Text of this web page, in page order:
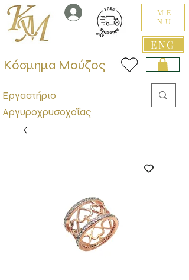
ENG
ME
NU
Εργαστήριο
Αργυροχρυσοχοΐας
Κόσμημα Μούζος